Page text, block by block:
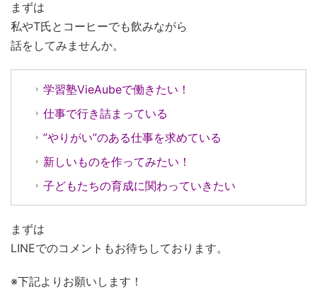
まずは
私やT氏とコーヒーでも飲みながら
話をしてみませんか。
学習塾VieAubeで働きたい！
仕事で行き詰まっている
”やりがい”のある仕事を求めている
新しいものを作ってみたい！
子どもたちの育成に関わっていきたい
まずは
LINEでのコメントもお待ちしております。
※下記よりお願いします！